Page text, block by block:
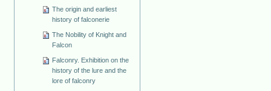
The origin and earliest
history of falconerie
The Nobility of Knight and
Falcon
Falconry. Exhibition on the
history of the lure and the
lore of falconry